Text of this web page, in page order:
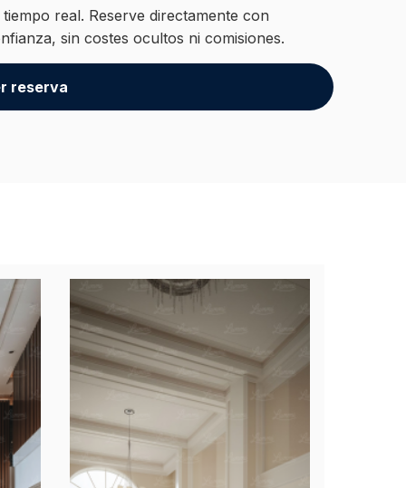
real. Reserve directamente con
sin costes ocultos ni comisiones.
reserva